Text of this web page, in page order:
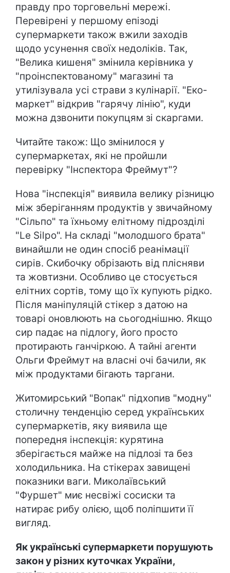
правду про торговельні мережі.
Перевірені у першому епізоді
супермаркети також вжили заходів
щодо усунення своїх недоліків. Так,
"Велика кишеня" змінила керівника у
"проінспектованому" магазині та
утилізувала усі страви з кулінарії. "Еко-
маркет" відкрив "гарячу лінію", куди
можна дзвонити покупцям зі скаргами.
Читайте також: Що змінилося у
супермаркетах, які не пройшли
перевірку "Інспектора Фреймут"?
Нова "інспекція" виявила велику різницю
між зберіганням продуктів у звичайному
"Сільпо" та їхньому елітному підрозділі
"Le Silpo". На складі "молодшого брата"
винайшли не один спосіб реанімації
сирів. Скибочку обрізають від плісняви
та жовтизни. Особливо це стосується
елітних сортів, тому що їх купують рідко.
Після маніпуляцій стікер з датою на
товарі оновлюють на сьогоднішню. Якщо
сир падає на підлогу, його просто
протирають ганчіркою. А тайні агенти
Ольги Фреймут на власні очі бачили, як
між продуктами бігають таргани.
Житомирський "Вопак" підхопив "модну"
столичну тенденцію серед українських
супермаркетів, яку виявила ще
попередня інспекція: курятина
зберігається майже на підлозі та без
холодильника. На стікерах завищені
показники ваги. Миколаївський
"Фуршет" миє несвіжі сосиски та
натирає рибу олією, щоб поліпшити її
вигляд.
Як українські супермаркети порушують
закон у різних куточках України,